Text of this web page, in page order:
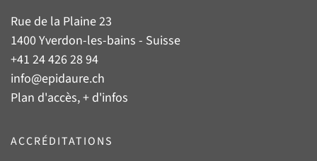
Rue de la Plaine 23
1400 Yverdon-les-bains - Suisse
+41 24 426 28 94
info@epidaure.ch
Plan d'accès, + d'infos
ACCRÉDITATIONS